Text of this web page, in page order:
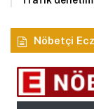
Nöbetçi